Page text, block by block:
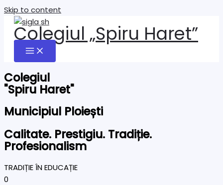
Skip to content
Colegiul „Spiru Haret”
Colegiul
"Spiru Haret"
Municipiul Ploiești
Calitate. Prestigiu. Tradiție.
Profesionalism
TRADIȚIE ÎN EDUCAȚIE
0